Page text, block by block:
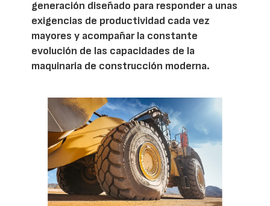
generación diseñado para responder a unas
exigencias de productividad cada vez
mayores y acompañar la constante
evolución de las capacidades de la
maquinaria de construcción moderna.